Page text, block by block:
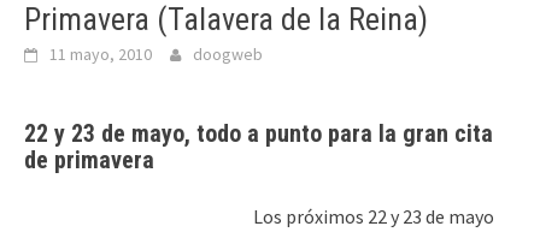
Primavera (Talavera de la Reina)
11 mayo, 2010 doogweb
22 y 23 de mayo, todo a punto para la gran cita
de primavera
Los próximos 22 y 23 de mayo